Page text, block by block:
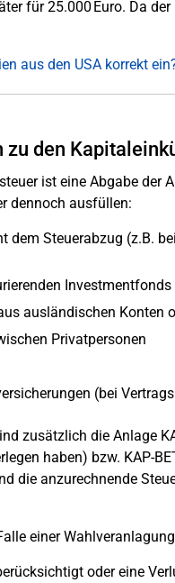
für 25.000 Euro. Da
aus den USA korrekt
zu den
ist eine Abgabe
dennoch ausfüllen:
dem Steuerabzug (z.B.
Investmentfonds
ausländischen Konten
Privatpersonen
(bei
zusätzlich die Anlage
haben) bzw. KAP-
die anzurechnende
einer
oder eine